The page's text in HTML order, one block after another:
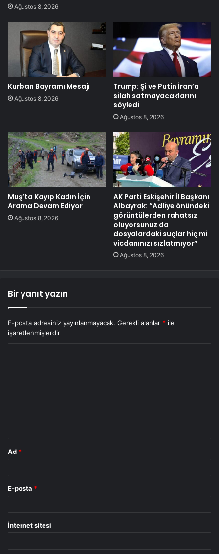
Ağustos 8, 2026
Kurban Bayramı Mesajı
Ağustos 8, 2026
Trump: Şi ve Putin İran’a
silah satmayacaklarını
söyledi
Ağustos 8, 2026
Muş’ta Kayıp Kadın İçin
Arama Devam Ediyor
Ağustos 8, 2026
AK Parti Eskişehir İl Başkanı
Albayrak: “Adliye önündeki
görüntülerden rahatsız
oluyorsunuz da
dosyalardaki suçlar hiç mi
vicdanınızı sızlatmıyor”
Ağustos 8, 2026
Bir yanıt yazın
E-posta adresiniz yayınlanmayacak. Gerekli alanlar * ile
işaretlenmişlerdir
Ad *
E-posta *
İnternet sitesi